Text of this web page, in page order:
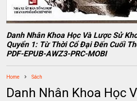
Danh Nhân Khoa Học Và Lược Sử
Quyển 1: Từ Thời Cổ Đại Đến Cuối
PDF-EPUB-AWZ3-PRC-MOBI
Home Sách
Danh Nhân Khoa Học